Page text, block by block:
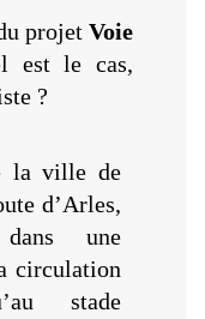
projet Voie
est le cas,
?
la ville de
d’Arles,
une
circulation
stade